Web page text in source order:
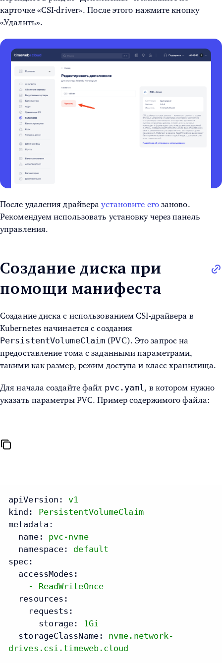
карточке «CSI-driver». После этого нажмите кнопку
«Удалить».
После удаления драйвераустановите его заново.
Рекомендуем использовать установку через панель
управления.
Создание диска при
помощи манифеста
Создание диска с использованием CSI-драйвера в
Kubernetes начинается с создания
PersistentVolumeClaim (PVC). Это запрос на
предоставление тома с заданными параметрами,
такими как размер, режим доступа и класс хранилища.
Для начала создайте файл pvc.yaml, в котором нужно
указать параметры PVC. Пример содержимого файла:
apiVersion:
v1
kind:
PersistentVolumeClaim
metadata:
name:
pvc-nvme
namespace:
default
spec:
accessModes:
-
ReadWriteOnce
resources:
requests:
storage:
1Gi
storageClassName:
nvme.network-
drives.csi.timeweb.cloud